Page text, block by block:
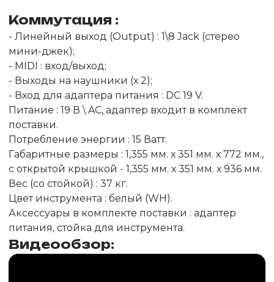
Коммутация :
- Линейный выход (Output) : 1\8 Jack (стерео
мини-джек);
- MIDI : вход/выход;
- Выходы на наушники (х 2);
- Вход для адаптера питания : DC 19 V.
Питание : 19 В \ AC, адаптер входит в комплект
поставки.
Потребление энергии : 15 Ватт.
Габаритные размеры : 1,355 мм. х 351 мм. х 772 мм.,
с открытой крышкой - 1,355 мм. х 351 мм. х 936 мм.
Вес (со стойкой) : 37 кг.
Цвет инструмента : белый (WH).
Аксессуары в комплекте поставки : адаптер
питания, стойка для инструмента.
Видеообзор: